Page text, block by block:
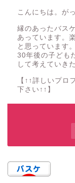
こんにちは。が
縁のあったバス
あっています。
と思っています。
30年後の子ども
して考えていき
【↑↑詳しいプロ
下さい↑↑】